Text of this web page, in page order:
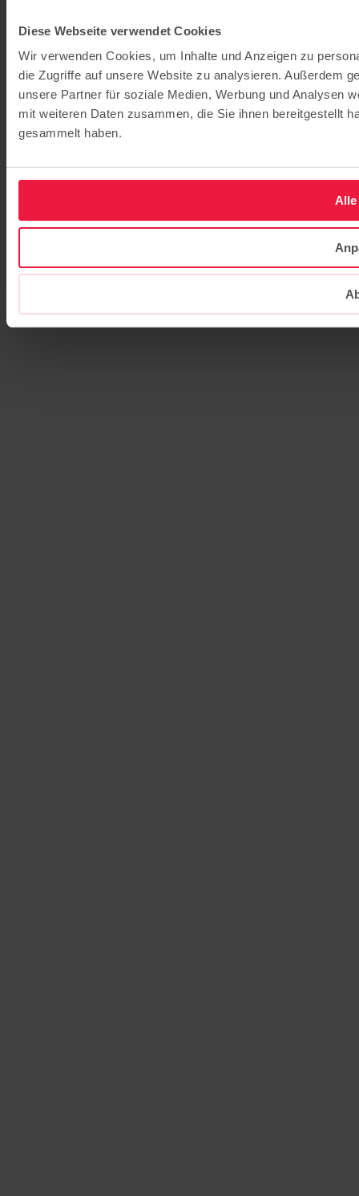
Diese Webseite verwendet Cookies
Wir verwenden Cookies, um Inhalte und Anzeigen zu
die Zugriffe auf unsere Website zu analysieren. Außerdem
unsere Partner für soziale Medien, Werbung und Analysen
mit weiteren Daten zusammen, die Sie ihnen bereitgestellt
gesammelt haben.
Alle